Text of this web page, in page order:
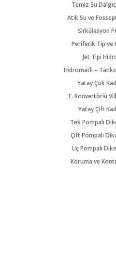
Temiz Su
Atık Su ve
Sirkülasyon
Periferik Tip ve
Jet Tipi
Hidromatlı –
Yatay Çok
F. Konvertörlü
Yatay Çift
Tek Pompalı
Çift Pompalı
Üç Pompalı
Koruma ve